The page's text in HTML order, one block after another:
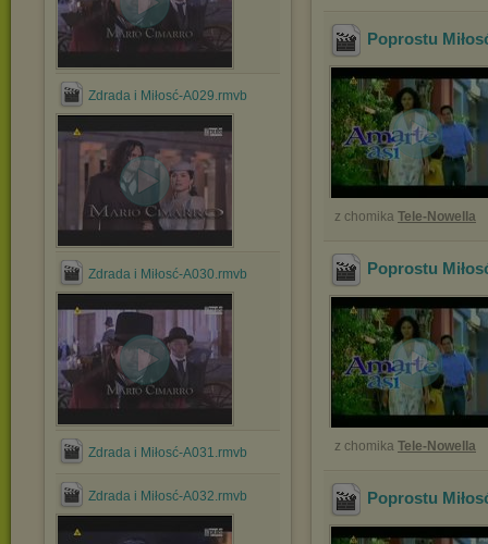
Zdrada i Miłosć-A029.rmvb
Zdrada i Miłosć-A030.rmvb
Zdrada i Miłosć-A031.rmvb
Zdrada i Miłosć-A032.rmvb
Poprostu
z chomika Tele-Nowella
Poprostu
z chomika Tele-Nowella
Poprostu